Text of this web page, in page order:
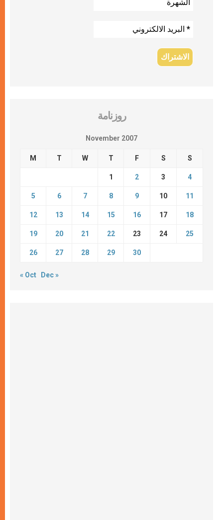
روزنامة
November 2007
M T W T F S S
1 2 3 4
5 6 7 8 9 10 11
12 13 14 15 16 17 18
19 20 21 22 23 24 25
26 27 28 29 30
« Oct Dec »